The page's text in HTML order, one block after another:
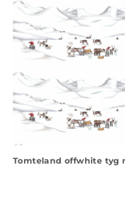
Tomteland offwhite tyg